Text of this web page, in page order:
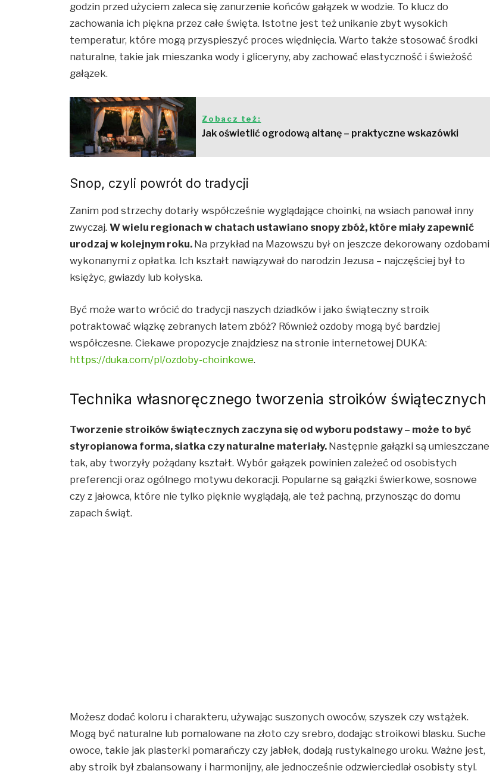
godzin przed użyciem zaleca się zanurzenie końców gałązek w wodzie. To klucz do
zachowania ich piękna przez całe święta. Istotne jest też unikanie zbyt wysokich
temperatur, które mogą przyspieszyć proces więdnięcia. Warto także stosować środki
naturalne, takie jak mieszanka wody i gliceryny, aby zachować elastyczność i świeżość
gałązek.
Zobacz też:
Jak oświetlić ogrodową altanę – praktyczne wskazówki
Snop, czyli powrót do tradycji
Zanim pod strzechy dotarły współcześnie wyglądające choinki, na wsiach panował inny
zwyczaj.W wielu regionach w chatach ustawiano snopy zbóż, które miały zapewnić
urodzaj w kolejnym roku. Na przykład na Mazowszu był on jeszcze dekorowany ozdobami
wykonanymi z opłatka. Ich kształt nawiązywał do narodzin Jezusa – najczęściej był to
księżyc, gwiazdy lub kołyska.
Być może warto wrócić do tradycji naszych dziadków i jako świąteczny stroik
potraktować wiązkę zebranych latem zbóż? Również ozdoby mogą być bardziej
współczesne. Ciekawe propozycje znajdziesz na stronie internetowej DUKA:
https://duka.com/pl/ozdoby-choinkowe.
Technika własnoręcznego tworzenia stroików świątecznych
Tworzenie stroików świątecznych zaczyna się od wyboru podstawy – może to być
styropianowa forma, siatka czy naturalne materiały. Następnie gałązki są umieszczane
tak, aby tworzyły pożądany kształt. Wybór gałązek powinien zależeć od osobistych
preferencji oraz ogólnego motywu dekoracji. Popularne są gałązki świerkowe, sosnowe
czy z jałowca, które nie tylko pięknie wyglądają, ale też pachną, przynosząc do domu
zapach świąt.
Możesz dodać koloru i charakteru, używając suszonych owoców, szyszek czy wstążek.
Mogą być naturalne lub pomalowane na złoto czy srebro, dodając stroikowi blasku. Suche
owoce, takie jak plasterki pomarańczy czy jabłek, dodają rustykalnego uroku. Ważne jest,
aby stroik był zbalansowany i harmonijny, ale jednocześnie odzwierciedlał osobisty styl.